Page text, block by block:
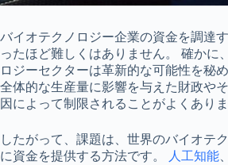
バイオテクノロジー企業の資金を調達
ったほど難しくはありません。 確かに
ロジーセクターは革新的な可能性を秘
全体的な生産量に影響を与えた財政や
因によって制限されることがよくありま
したがって、課題は、世界のバイオテ
に資金を提供する方法です。
人工知能